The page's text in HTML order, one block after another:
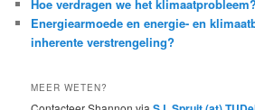
Hoe verdragen we het klimaatprobleem?
Energiearmoede en energie- en
inherente verstrengeling?
MEER WETEN?